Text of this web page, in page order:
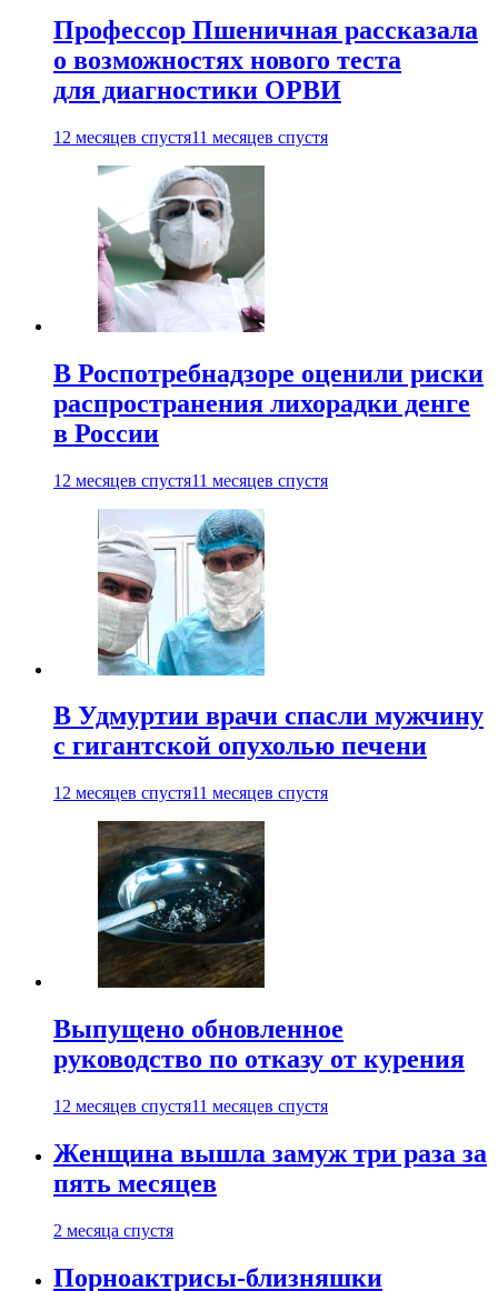
Профессор Пшеничная рассказала
о возможностях нового теста
для диагностики ОРВИ
12 месяцев спустя11 месяцев спустя
В Роспотребнадзоре оценили риски
распространения лихорадки денге
в России
12 месяцев спустя11 месяцев спустя
В Удмуртии врачи спасли мужчину
с гигантской опухолью печени
12 месяцев спустя11 месяцев спустя
Выпущено обновленное
руководство по отказу от курения
12 месяцев спустя11 месяцев спустя
Женщина вышла замуж три раза за
пять месяцев
2 месяца спустя
Порноактрисы-близняшки